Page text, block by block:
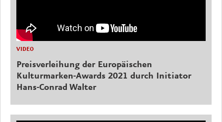
VIDEO
Preisverleihung der Europäischen
Kulturmarken-Awards 2021 durch Initiator
Hans-Conrad Walter